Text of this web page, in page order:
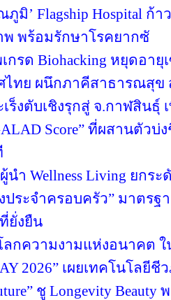
ภูมิ’ Flagship Hospital ก้
พร้อมรักษาโรคยากซั
กรด Biohacking หยุดอา
ไทย ผนึกภาคีสาธารณสุข
ร็งตับเชิงรุกสู่ จ.กาฬสินธุ์
Score” ที่ผสานตัวบ่
ำ Wellness Living ยกระ
ประจำครอบครัว” มาตร
ยั่งยืน
ลกความงามแห่งอนาคต ใ
2026” เผยเทคโนโล
ชู Longevity